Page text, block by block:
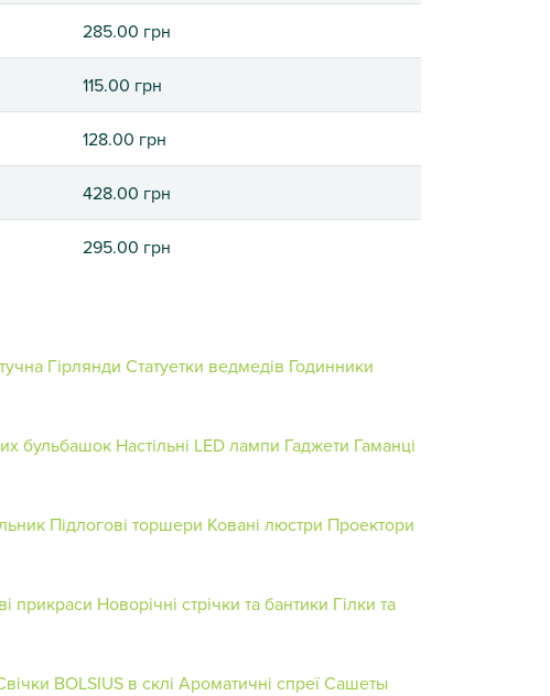
285.00 грн
115.00 грн
128.00 грн
428.00 грн
295.00 грн
Гірлянди Статуетки ведмедів Годинники
бульбашок Настільні LED лампи Гаджети Гаманці
Підлогові торшери Ковані люстри Проектори
прикраси Новорічні стрічки та бантики Гілки та
BOLSIUS в склі Ароматичні спреїСашеты